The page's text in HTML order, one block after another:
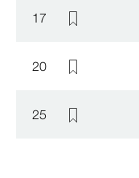
17
20
25